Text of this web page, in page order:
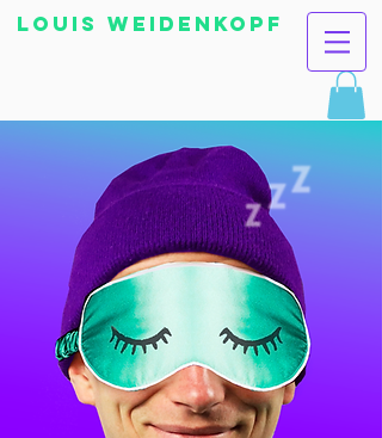
Louis Weidenkopf